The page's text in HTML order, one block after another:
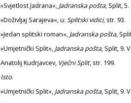
»Svjetlost Jadrana«, Jadranska pošta, Split, 5.
»Doživljaj Sarajeva«, u: Splitski vidici, str. 93.
»Jedan splitski roman«, Jadranska pošta,
»Umjetnički Split«, Jadranska pošta, Split, 9.
Anatolij Kudrjavcev, Vječni Split, str. 199.
Isto.
»Umjetnički Split«, Jadranska pošta, Split, 9.